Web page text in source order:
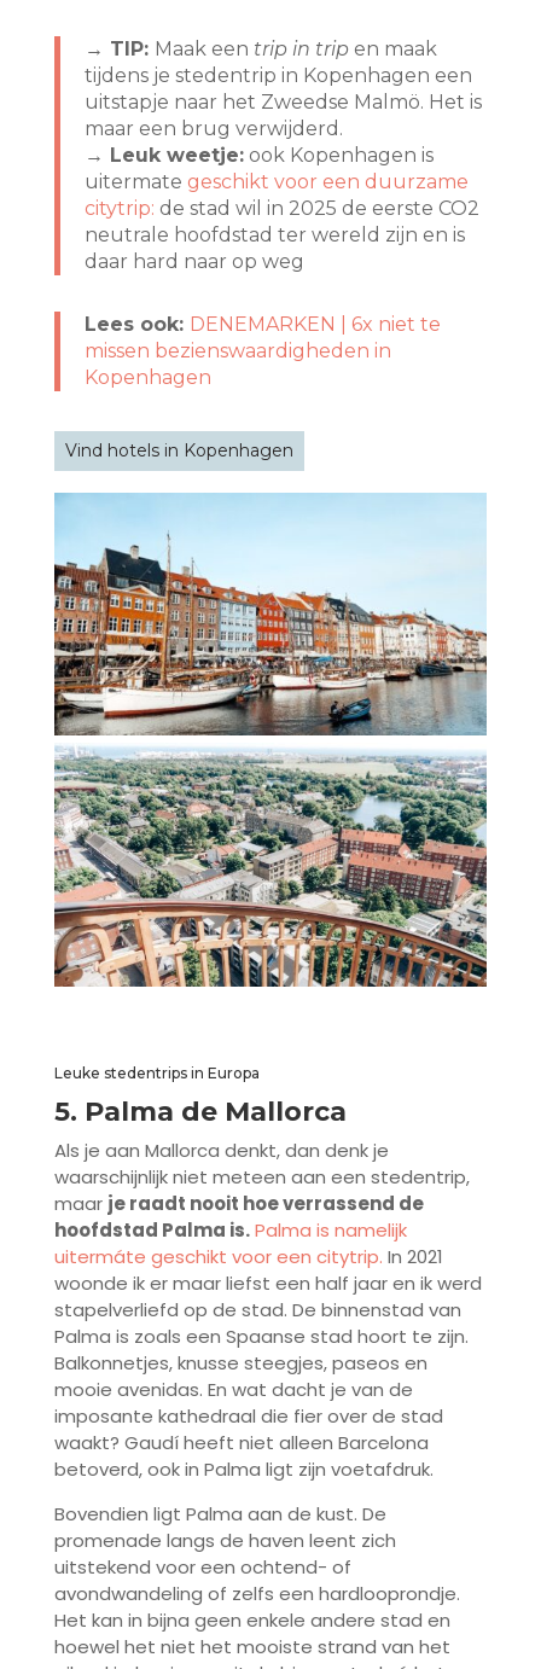
→ TIP: Maak een trip in tripen maak
tijdens je stedentrip in Kopenhagen een
uitstapje naar het Zweedse Malmö. Het is
maar een brug verwijderd.
→ Leuk weetje:ook Kopenhagen is
uitermate geschikt voor een duurzame
citytrip: de stad wil in 2025 de eerste CO2
neutrale hoofdstad ter wereld zijn en is
daar hard naar op weg
Lees ook: DENEMARKEN | 6x niet te
missen bezienswaardigheden in
Kopenhagen
Vind hotels in Kopenhagen
Leuke stedentrips in Europa
5. Palma de Mallorca
Als je aan Mallorca denkt, dan denk je
waarschijnlijk niet meteen aan een stedentrip,
maar je raadt nooit hoe verrassend de
hoofdstad Palma is. Palma is namelijk
uitermáte geschikt voor een citytrip. In 2021
woonde ik er maar liefst een half jaar en ik werd
stapelverliefd op de stad. De binnenstad van
Palma is zoals een Spaanse stad hoort te zijn.
Balkonnetjes, knusse steegjes, paseos en
mooie avenidas. En wat dacht je van de
imposante kathedraal die fier over de stad
waakt? Gaudí heeft niet alleen Barcelona
betoverd, ook in Palma ligt zijn voetafdruk.
Bovendien ligt Palma aan de kust. De
promenade langs de haven leent zich
uitstekend voor een ochtend- of
avondwandeling of zelfs een hardlooprondje.
Het kan in bijna geen enkele andere stad en
hoewel het niet het mooiste strand van het